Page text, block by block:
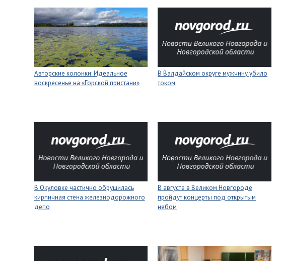
Авторские колонки: Идеальное
воскресенье на «Горской пристани»
В Валдайском округе мужчину убило
током
В Окуловке частично обрушилась
кирпичная стена железнодорожного
депо
В августе в Великом Новгороде
пройдут концерты под открытым
небом